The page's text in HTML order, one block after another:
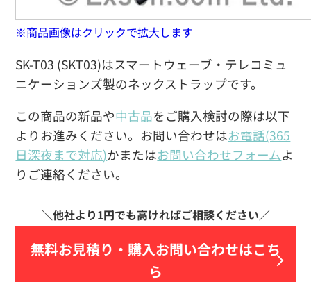
SK-T03 (SKT03)はスマートウェーブ・テレコミュ
ニケーションズ製のネックストラップです。
この商品の新品や中古品をご購入検討の際は以下
よりお進みください。お問い合わせはお電話(365
日深夜まで対応)かまたはお問い合わせフォームよ
りご連絡ください。
無料お見積り・ 購入お問い合わせはこち
ら
※商品画像はクリックで拡大します